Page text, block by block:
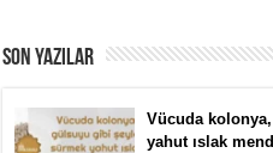
SON YAZILAR
Vücuda
yahut ıslak